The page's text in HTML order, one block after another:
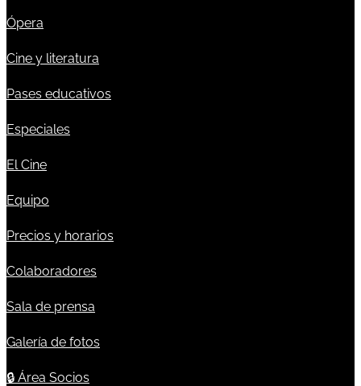
Ópera
Cine y literatura
Pases educativos
Especiales
El Cine
Equipo
Precios y horarios
Colaboradores
Sala de prensa
Galería de fotos
🔒 Área Socios